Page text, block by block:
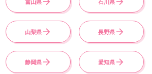
山梨県 長野県
静岡県 愛知県